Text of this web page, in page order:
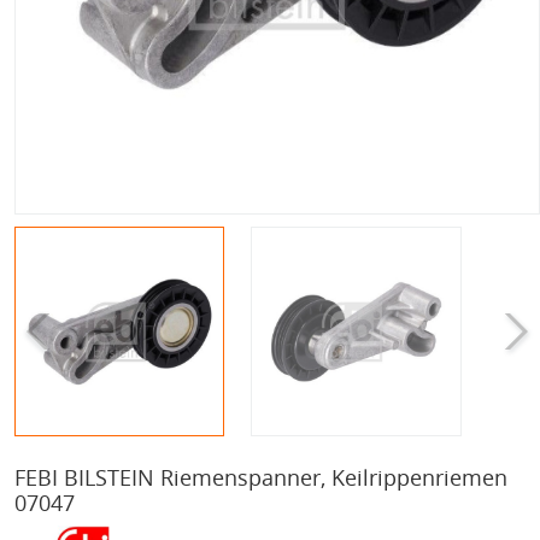
FEBI BILSTEIN Riemenspanner, Keilrippenriemen
07047